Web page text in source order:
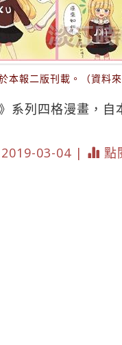
本報二版刊載。（資料
系列四格漫畫，自
03-04 | 點